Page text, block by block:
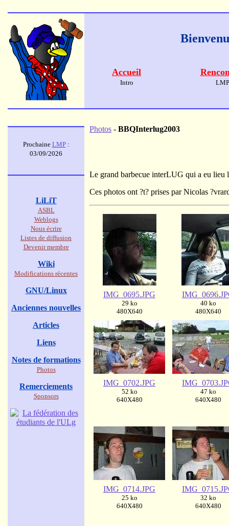
Accueil
Intro LMP
Photos - BBQInterlug2003
Le grand barbecue interLUG qui a eu lieu
Ces photos ont ?t? prises par Nicolas
IMG_0695.JPG
29 ko
480X640
40 ko
480X640
IMG_0702.JPG
52 ko
640X480
47 ko
640X480
IMG_0714.JPG
25 ko
640X480
32 ko
640X480
Prochaine LMP:
03/09/2026
LiLiT
ASBL
Weblogs
Nous écrire
Listes de diffusion
Devenir membre
Wiki
Modifications récentes
GNU/Linux
Anciennes nouvelles
Articles
Liens
Notes de formations
Photos
Remerciements
Sponsors